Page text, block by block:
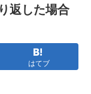
返した場合
はてブ